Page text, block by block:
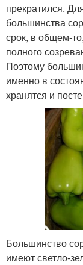
прекратился.
большинства
срок, в общем-
полного
Поэтому
именно в
хранятся и
Большинство
имеют светло-